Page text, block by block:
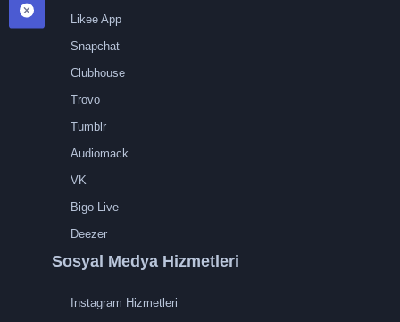
Likee App
Snapchat
Clubhouse
Trovo
Tumblr
Audiomack
VK
Bigo Live
Deezer
Sosyal Medya Hizmetleri
Instagram Hizmetleri